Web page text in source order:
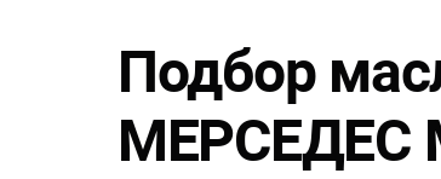
Подбор
МЕРСЕДЕС